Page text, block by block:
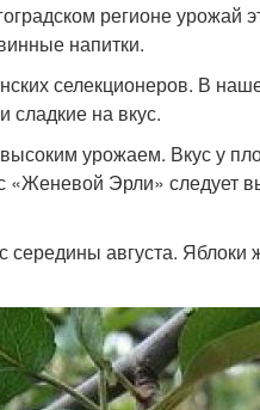
регионе урожай
напитки.
селекционеров. В
сладкие на вкус.
урожаем. Вкус у
«Женевой Эрли» следует
августа. Яблоки